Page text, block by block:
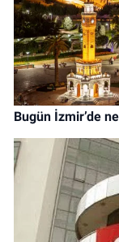
Bugün İzmir’de